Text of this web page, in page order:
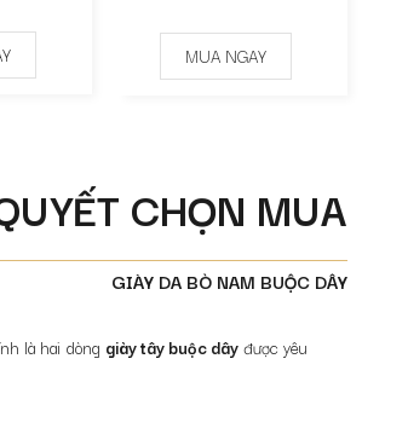
MUA NGAY
CHỌN MUA
GIÀY DA BÒ NAM BUỘC DÂY
là hai dòng giày tây buộc dâyđược yêu